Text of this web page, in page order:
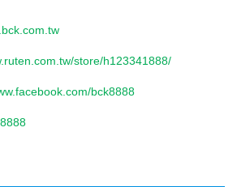
store/h123341888/
bck8888